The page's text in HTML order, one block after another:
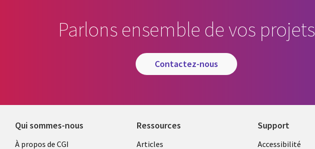
Parlons ensemble de vos projets
contactez-nous
Qui sommes-nous
Useful
À propos de CGI
Ressources
Library
Articles
Support
Legal
Accessibilité